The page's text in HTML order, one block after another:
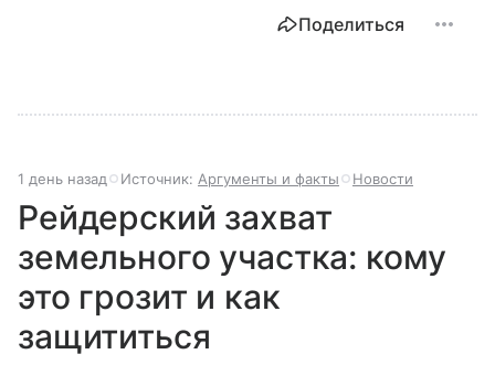
Поделиться
1 день назад Источник: Аргументы и факты Новости
Рейдерский захват
земельного участка: кому
это грозит и как
защититься